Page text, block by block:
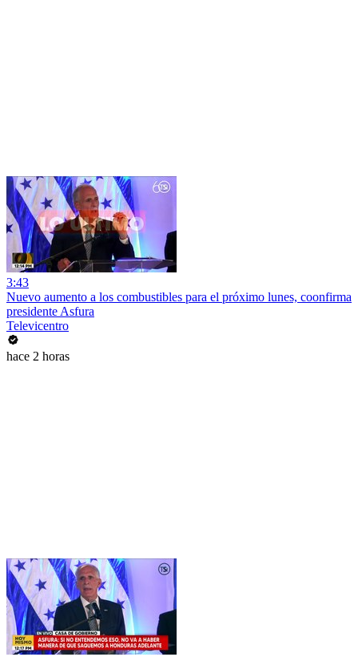
3:43
Nuevo aumento a los combustibles para el próximo lunes, coonfirma
presidente Asfura
Televicentro
hace 2 horas